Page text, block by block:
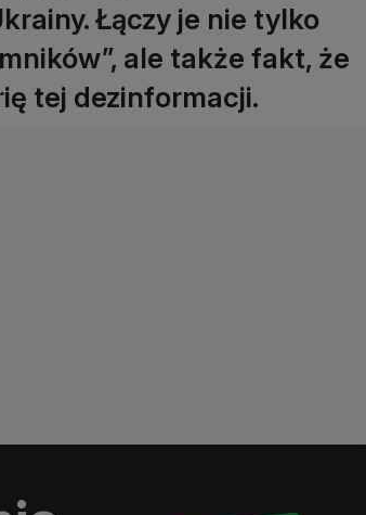
Łączy je nie tylko
ale także fakt, że
tej dezinformacji.